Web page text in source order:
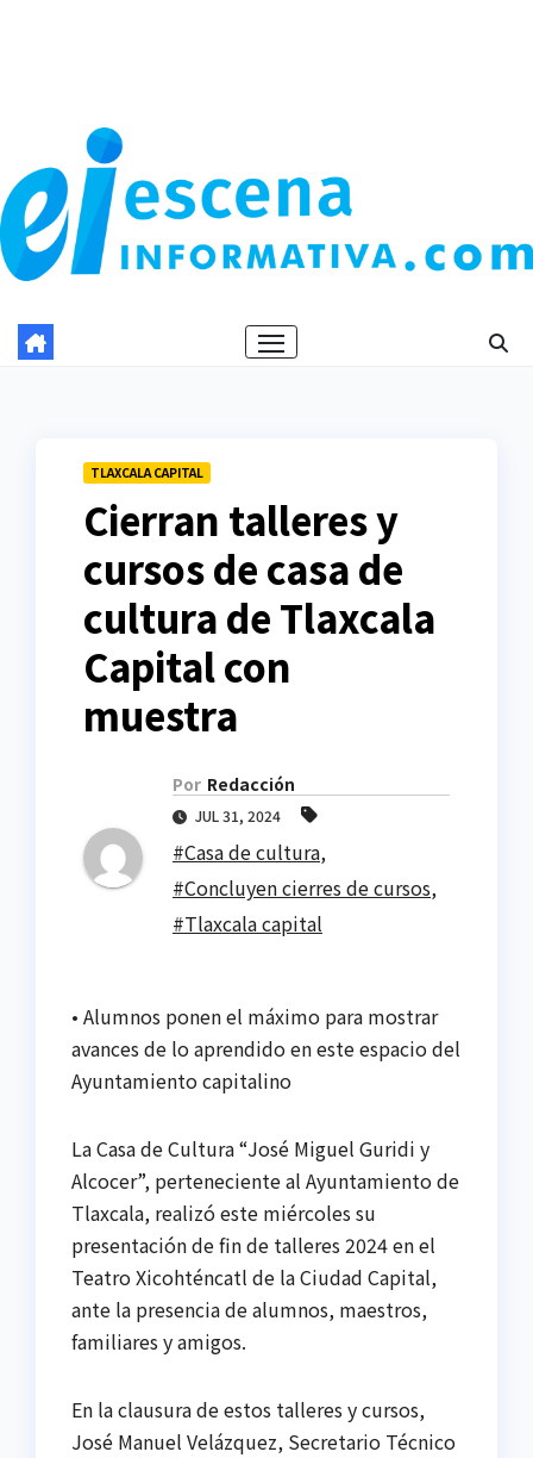
TLAXCALA CAPITAL
Cierran talleres y
cursos de casa de
cultura de Tlaxcala
Capital con
muestra
Por Redacción
JUL 31, 2024
#Casa de cultura,
#Concluyen cierres de cursos,
#Tlaxcala capital
• Alumnos ponen el máximo para mostrar
avances de lo aprendido en este espacio del
Ayuntamiento capitalino
La Casa de Cultura “José Miguel Guridi y
Alcocer”, perteneciente al Ayuntamiento de
Tlaxcala, realizó este miércoles su
presentación de fin de talleres 2024 en el
Teatro Xicohténcatl de la Ciudad Capital,
ante la presencia de alumnos, maestros,
familiares y amigos.
En la clausura de estos talleres y cursos,
José Manuel Velázquez, Secretario Técnico